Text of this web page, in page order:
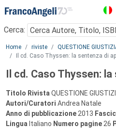
Menu
Cerca:
Main content
Home riviste QUESTIONE
Il cd. Caso Thyssen: la sentenza di
Il cd. Caso Thyssen:
Titolo Rivista QUESTIONE
Autori/Curatori Andrea Natale
Anno di pubblicazione 2013
Lingua Italiano Numero pagine 26